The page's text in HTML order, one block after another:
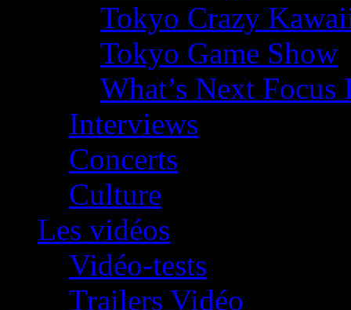
Tokyo Crazy
Tokyo Game Show
What’s Next
Interviews
Concerts
Culture
Les vidéos
Vidéo-tests
Trailers Vidéo